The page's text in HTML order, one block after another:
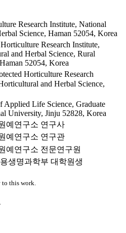
Research Institute, National
Science, Haman 52054, Korea
Research Institute,
and Herbal Science, Rural
52054, Korea
Horticulture Research
and Herbal Science,
Applied Life Science, Graduate
University, Jinju 52828, Korea
예연구소 연구사
예연구소 연구관
예연구소 전문연구원
생명과학부 대학원생
this work.